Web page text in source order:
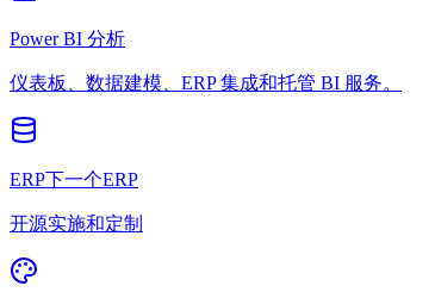
Power BI 分析
仪表板、数据建模、ERP 集成和托管 BI 服务。
ERP下一个ERP
开源实施和定制